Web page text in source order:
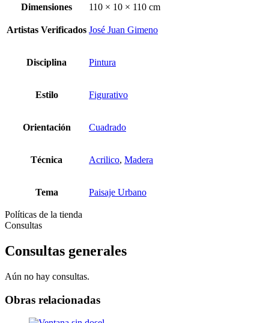
Dimensiones
110 × 10 × 110 cm
Artistas Verificados José Juan Gimeno
Disciplina Pintura
Estilo Figurativo
Orientación Cuadrado
Técnica Acrilico, Madera
Tema Paisaje Urbano
Políticas de la tienda
Consultas
Consultas generales
Aún no hay consultas.
Obras relacionadas